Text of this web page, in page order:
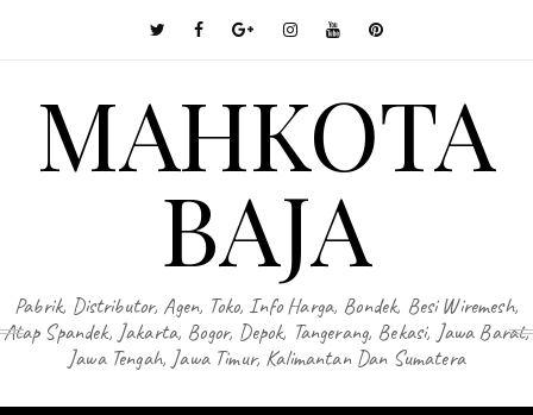
MAHKOTA
BAJA
Pabrik, Distributor, Agen, Toko, Info Harga, Bondek, Besi Wiremesh,
Atap Spandek, Jakarta, Bogor, Depok, Tangerang, Bekasi, Jawa Barat,
Jawa Tengah, Jawa Timur, Kalimantan Dan Sumatera